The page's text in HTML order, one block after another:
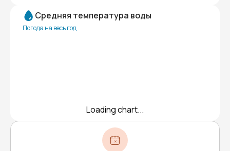
Средняя температура воды
Погода на весь год
Loading chart...